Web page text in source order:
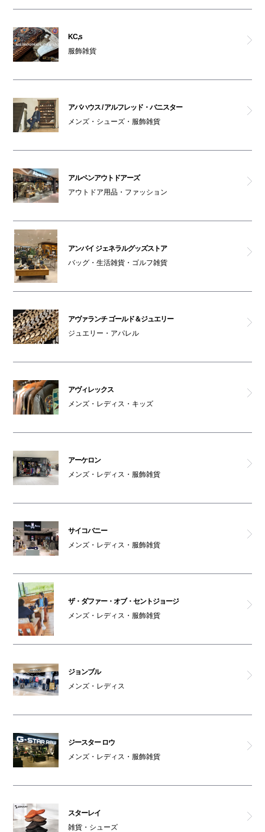
アヴァランチ ゴールド＆ジュエリー
ポーカーフェイス
GINZA Global Style PREMIUM
ロックス
男女トイレ(4F)
車椅子利用可能トイレ(4F)
アルマーニex
（パークスガーデン含む）
ペットはキャリーバッグに入れてご入館ください
KC,s
服飾雑貨
アバハウス / アルフレッド・バニスター
メンズ・シューズ・服飾雑貨
アルペンアウトドアーズ
アウトドア用品・ファッション
アンバイ ジェネラルグッズストア
バッグ・生活雑貨・ゴルフ雑貨
アヴァランチ ゴールド＆ジュエリー
ジュエリー・アパレル
アヴィレックス
メンズ・レディス・キッズ
アーケロン
メンズ・レディス・服飾雑貨
サイコバニー
メンズ・レディス・服飾雑貨
ザ・ダファー・オブ・セントジョージ
メンズ・レディス・服飾雑貨
ジョンブル
メンズ・レディス
ジースター ロウ
メンズ・レディス・服飾雑貨
スターレイ
雑貨・シューズ